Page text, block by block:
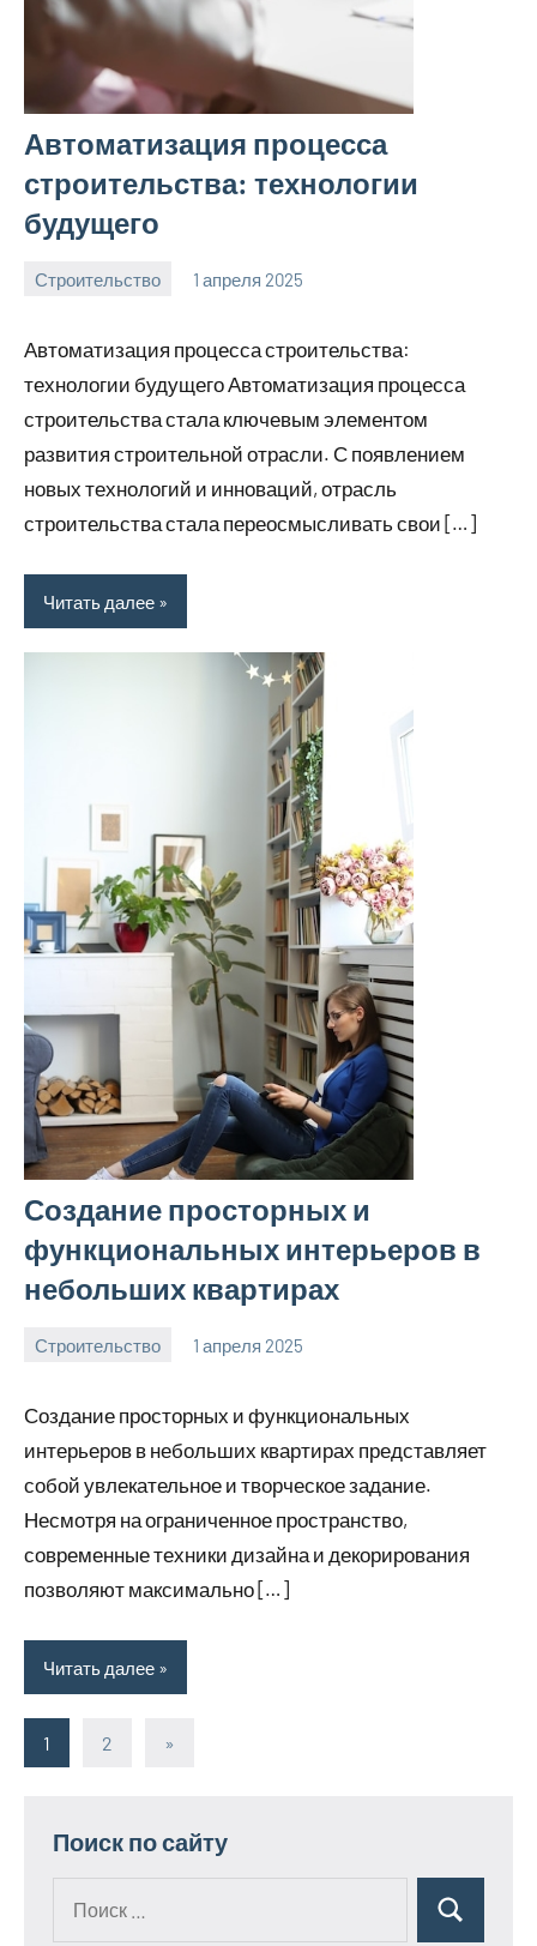
Автоматизация процесса
строительства: технологии
будущего
Строительство 1 апреля 2025
svargroup_ru
Автоматизация процесса строительства:
технологии будущего Автоматизация процесса
строительства стала ключевым элементом
развития строительной отрасли. С появлением
новых технологий и инноваций, отрасль
строительства стала переосмысливать свои […]
Читать далее
Создание просторных и
функциональных интерьеров в
небольших квартирах
Строительство 1 апреля 2025
svargroup_ru
Создание просторных и функциональных
интерьеров в небольших квартирах представляет
собой увлекательное и творческое задание.
Несмотря на ограниченное пространство,
современные техники дизайна и декорирования
позволяют максимально […]
Читать далее
Пагинация
1 2
Следующие
»
Поиск по сайту
Поиск